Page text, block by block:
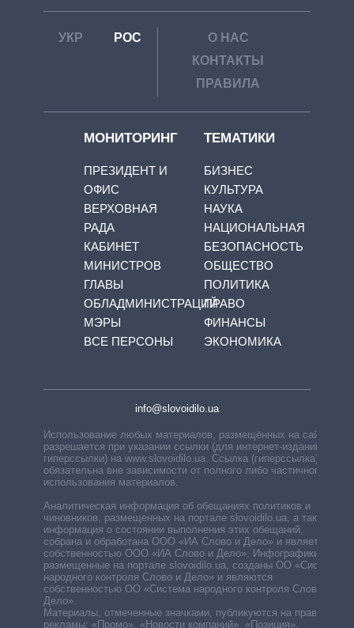
УКР РОС
О НАС
КОНТАКТЫ
ПРАВИЛА
МОНИТОРИНГ
ПРЕЗИДЕНТ И
ОФИС
ВЕРХОВНАЯ
РАДА
КАБИНЕТ
МИНИСТРОВ
ГЛАВЫ
ОБЛАДМИНИСТРАЦИЙ
МЭРЫ
ВСЕ ПЕРСОНЫ
ТЕМАТИКИ
БИЗНЕС
КУЛЬТУРА
НАУКА
НАЦИОНАЛЬНАЯ
БЕЗОПАСНОСТЬ
ОБЩЕСТВО
ПОЛИТИКА
ПРАВО
ФИНАНСЫ
ЭКОНОМИКА
info@slovoidilo.ua
Использование любых материалов, размещённых на сайте,
разрешается при указании ссылки (для интернет-изданий —
гиперссылки) на www.slovoidilo.ua. Ссылка (гиперссылка)
обязательна вне зависимости от полного либо частичного
использования материалов.
Аналитическая информация об обещаниях политиков и
чиновников, размещенных на портале slovoidilo.ua, а также
информация о состоянии выполнения этих обещаний,
собрана и обработана ООО «ИА Слово и Дело» и является
собственностью ООО «ИА Слово и Дело». Инфографики,
размещенные на портале slovoidilo.ua, созданы ОО «Система
народного контроля Слово и Дело» и являются
собственностью ОО «Система народного контроля Слово и
Дело».
Материалы, отмеченные значками, публикуются на правах
рекламы: «Промо», «Новости компаний», «Позиция»,